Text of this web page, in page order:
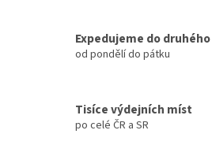
k
p
i
Expedujeme do
od pondělí do pátku
Tisíce výdejních míst
po celé ČR a SR